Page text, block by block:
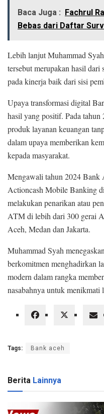
Baca Juga : Fachrul
Bebas dari Daftar
Lebih lanjut Muhammad
tersebut merupakan hasil
pada kinerja baik dari sisi
Upaya transformasi digital
hasil yang positif. Pada
produk layanan keuangan
dalam upaya memberikan
kepada masyarakat.
Mengawali tahun 2024 Bank
Actioncash Mobile Banking
melakukan penarikan atau
ATM di lebih dari 300 gerai
Aceh, Medan dan Jakarta.
Muhammad Syah
berkomitmen menghadirkan
modern dalam rangka
nasabahnya untuk
Tags: Bank aceh
Berita Lainnya